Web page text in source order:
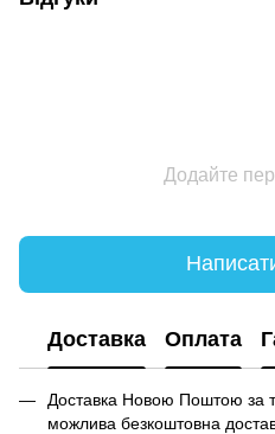
Додайте
Доставка Оплата
Доставка Новою Поштою за
можлива безкоштовна